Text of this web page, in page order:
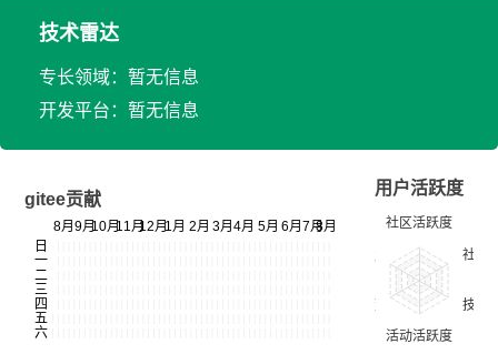
技术雷达
专长领域：暂无信息
开发平台：暂无信息
gitee贡献
用户活跃度